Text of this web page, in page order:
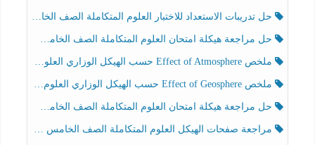
حل تدريبات الاستعداد للاختبار العلوم المتكاملة الصف الخامس عام الفصل الثالث
حل مراجعة هيكلة امتحان العلوم المتكاملة الصف الخامس انسبير الفصل الثالث
ملخص Effect of Atmosphere حسب الهيكل الوزاري العلوم المتكاملة الصف الخامس انسبير الفصل الثالث
ملخص Effect of Geosphere حسب الهيكل الوزاري العلوم المتكاملة الصف الخامس انسبير الفصل الثالث
حل مراجعة هيكلة امتحان العلوم المتكاملة الصف الخامس عام الفصل الثالث
مراجعة صفحات الهيكل العلوم المتكاملة الصف الخامس انسبير الفصل الثالث